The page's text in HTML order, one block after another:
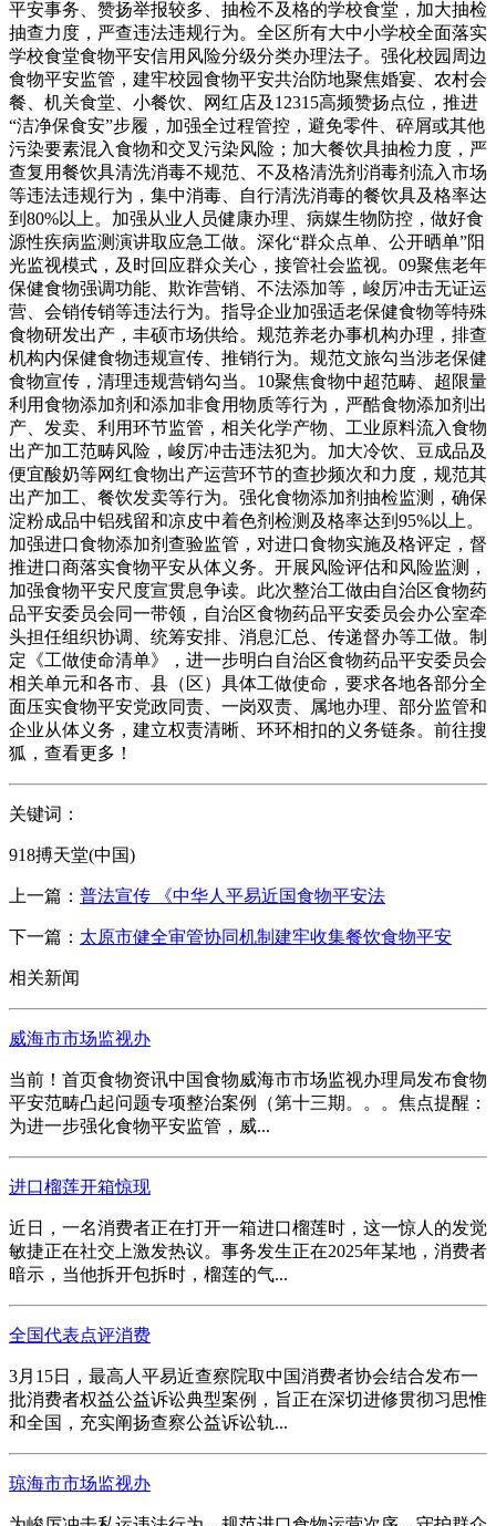
平安事务、赞扬举报较多、抽检不及格的学校食堂，加大抽检
抽查力度，严查违法违规行为。全区所有大中小学校全面落实
学校食堂食物平安信用风险分级分类办理法子。强化校园周边
食物平安监管，建牢校园食物平安共治防地聚焦婚宴、农村会
餐、机关食堂、小餐饮、网红店及12315高频赞扬点位，推进
“洁净保食安”步履，加强全过程管控，避免零件、碎屑或其他
污染要素混入食物和交叉污染风险；加大餐饮具抽检力度，严
查复用餐饮具清洗消毒不规范、不及格清洗剂消毒剂流入市场
等违法违规行为，集中消毒、自行清洗消毒的餐饮具及格率达
到80%以上。加强从业人员健康办理、病媒生物防控，做好食
源性疾病监测演讲取应急工做。深化“群众点单、公开晒单”阳
光监视模式，及时回应群众关心，接管社会监视。09聚焦老年
保健食物强调功能、欺诈营销、不法添加等，峻厉冲击无证运
营、会销传销等违法行为。指导企业加强适老保健食物等特殊
食物研发出产，丰硕市场供给。规范养老办事机构办理，排查
机构内保健食物违规宣传、推销行为。规范文旅勾当涉老保健
食物宣传，清理违规营销勾当。10聚焦食物中超范畴、超限量
利用食物添加剂和添加非食用物质等行为，严酷食物添加剂出
产、发卖、利用环节监管，相关化学产物、工业原料流入食物
出产加工范畴风险，峻厉冲击违法犯为。加大冷饮、豆成品及
便宜酸奶等网红食物出产运营环节的查抄频次和力度，规范其
出产加工、餐饮发卖等行为。强化食物添加剂抽检监测，确保
淀粉成品中铝残留和凉皮中着色剂检测及格率达到95%以上。
加强进口食物添加剂查验监管，对进口食物实施及格评定，督
推进口商落实食物平安从体义务。开展风险评估和风险监测，
加强食物平安尺度宣贯息争读。此次整治工做由自治区食物药
品平安委员会同一带领，自治区食物药品平安委员会办公室牵
头担任组织协调、统筹安排、消息汇总、传递督办等工做。制
定《工做使命清单》，进一步明白自治区食物药品平安委员会
相关单元和各市、县（区）具体工做使命，要求各地各部分全
面压实食物平安党政同责、一岗双责、属地办理、部分监管和
企业从体义务，建立权责清晰、环环相扣的义务链条。前往搜
狐，查看更多！
关键词：
918搏天堂(中国)
上一篇： 普法宣传 《中华人平易近国食物平安法
下一篇： 太原市健全审管协同机制建牢收集餐饮食物平安
相关新闻
威海市市场监视办
当前！首页食物资讯中国食物威海市市场监视办理局发布食物
平安范畴凸起问题专项整治案例（第十三期。。。焦点提醒：
为进一步强化食物平安监管，威...
进口榴莲开箱惊现
近日，一名消费者正在打开一箱进口榴莲时，这一惊人的发觉
敏捷正在社交上激发热议。事务发生正在2025年某地，消费者
暗示，当他拆开包拆时，榴莲的气...
全国代表点评消费
3月15日，最高人平易近查察院取中国消费者协会结合发布一
批消费者权益公益诉讼典型案例，旨正在深切进修贯彻习思惟
和全国，充实阐扬查察公益诉讼轨...
琼海市市场监视办